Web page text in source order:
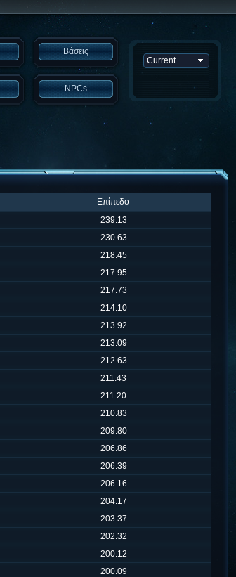
Βάσεις
NPCs
Επίπεδο
239.13
230.63
218.45
217.95
217.73
214.10
213.92
213.09
212.63
211.43
211.20
210.83
209.80
206.86
206.39
206.16
204.17
203.37
202.32
200.12
200.09